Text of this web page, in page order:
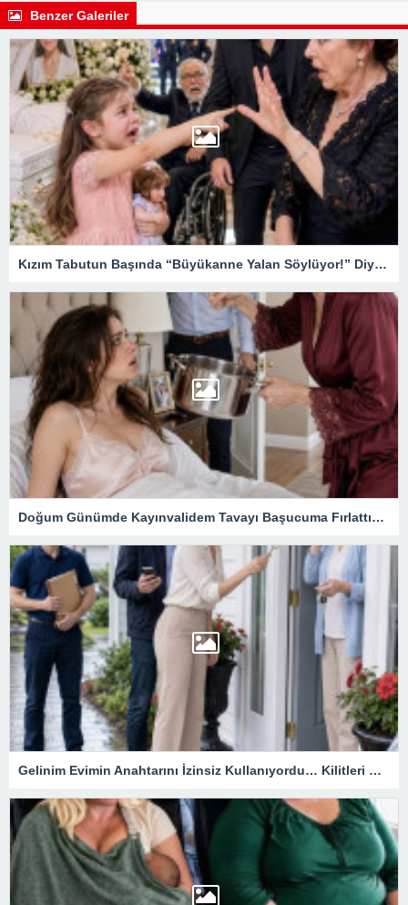
Benzer Galeriler
Kızım Tabutun Başında “Büyükanne Yalan Söylüyor!” Diye Bağırdı… Sonra Evdeki Gizli Kayıtlar Her Şeyi Ortaya Çıkardı
Doğum Günümde Kayınvalidem Tavayı Başucuma Fırlattı… Birkaç Saat Sonra Gelen Zarf Evliliğimin Bütün Gerçeğini Ortaya Çıkardı
Gelinim Evimin Anahtarını İzinsiz Kullanıyordu… Kilitleri Değiştirdim, Ama Asıl Sürprizi Akşam Oğlum Yaşadı